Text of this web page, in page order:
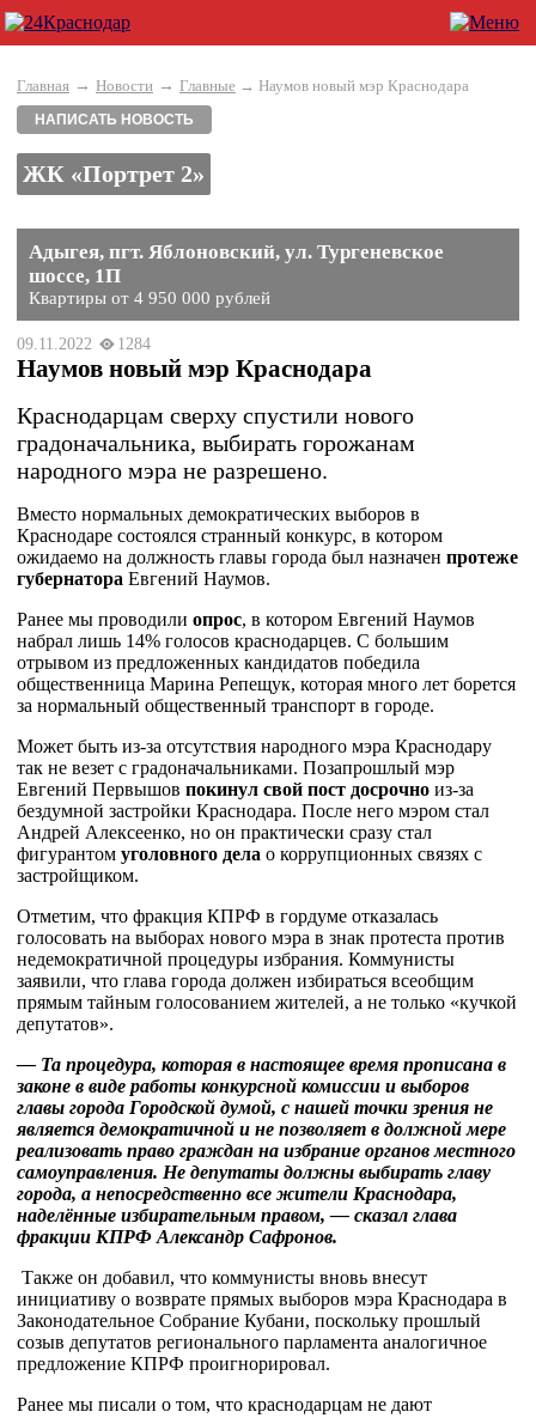
Главная → Новости → Главные → Наумов новый мэр Краснодара
НАПИСАТЬ НОВОСТЬ
ЖК «Портрет 2»
Адыгея, пгт. Яблоновский, ул. Тургеневское
шоссе, 1П
Квартиры от 4 950 000 рублей
09.11.2022 1284
Наумов новый мэр Краснодара
Краснодарцам сверху спустили нового
градоначальника, выбирать горожанам
народного мэра не разрешено.
Вместо нормальных демократических выборов в
Краснодаре состоялся странный конкурс, в котором
ожидаемо на должность главы города был назначен протеже
губернатора Евгений Наумов.
Ранее мы проводили опрос, в котором Евгений Наумов
набрал лишь 14% голосов краснодарцев. С большим
отрывом из предложенных кандидатов победила
общественница Марина Репещук, которая много лет борется
за нормальный общественный транспорт в городе.
Может быть из-за отсутствия народного мэра Краснодару
так не везет с градоначальниками. Позапрошлый мэр
Евгений Первышов покинул свой пост досрочно из-за
бездумной застройки Краснодара. После него мэром стал
Андрей Алексеенко, но он практически сразу стал
фигурантом уголовного дела о коррупционных связях с
застройщиком.
Отметим, что фракция КПРФ в гордуме отказалась
голосовать на выборах нового мэра в знак протеста против
недемократичной процедуры избрания. Коммунисты
заявили, что глава города должен избираться всеобщим
прямым тайным голосованием жителей, а не только «кучкой
депутатов».
— Та процедура, которая в настоящее время прописана в
законе в виде работы конкурсной комиссии и выборов
главы города Городской думой, с нашей точки зрения не
является демократичной и не позволяет в должной мере
реализовать право граждан на избрание органов местного
самоуправления. Не депутаты должны выбирать главу
города, а непосредственно все жители Краснодара,
наделённые избирательным правом, — сказал глава
фракции КПРФ Александр Сафронов.
Также он добавил, что коммунисты вновь внесут
инициативу о возврате прямых выборов мэра Краснодара в
Законодательное Собрание Кубани, поскольку прошлый
созыв депутатов регионального парламента аналогичное
предложение КПРФ проигнорировал.
Ранее мы писали о том, что краснодарцам не дают